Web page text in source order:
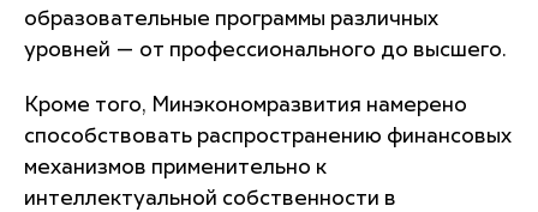
образовательные программы различных
уровней — от профессионального до высшего.
Кроме того, Минэкономразвития намерено
способствовать распространению финансовых
механизмов применительно к
интеллектуальной собственности в